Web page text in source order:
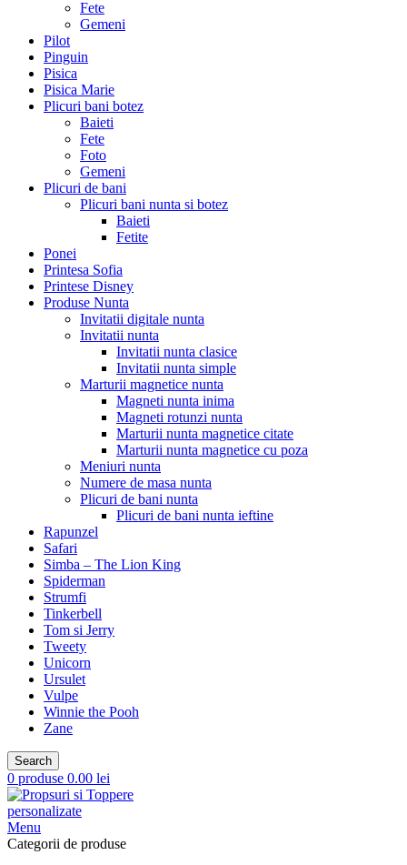
Fete
Gemeni
Pilot
Pinguin
Pisica
Pisica Marie
Plicuri bani botez
Baieti
Fete
Foto
Gemeni
Plicuri de bani
Plicuri bani nunta si botez
Baieti
Fetite
Ponei
Printesa Sofia
Printese Disney
Produse Nunta
Invitatii digitale nunta
Invitatii nunta
Invitatii nunta clasice
Invitatii nunta simple
Marturii magnetice nunta
Magneti nunta inima
Magneti rotunzi nunta
Marturii nunta magnetice citate
Marturii nunta magnetice cu poza
Meniuri nunta
Numere de masa nunta
Plicuri de bani nunta
Plicuri de bani nunta ieftine
Rapunzel
Safari
Simba – The Lion King
Spiderman
Strumfi
Tinkerbell
Tom si Jerry
Tweety
Unicorn
Ursulet
Vulpe
Winnie the Pooh
Zane
Search
0 produse 0.00 lei
Menu
Categorii de produse